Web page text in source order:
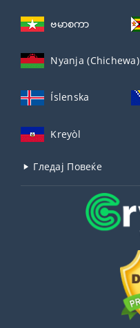
ဗမာစကာ
Nyanja (Chichewa)
Íslenska
Kreyòl
Гледај Повеќе